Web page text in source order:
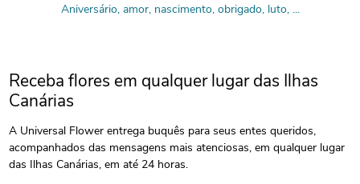
Aniversário, amor, nascimento, obrigado, luto, ...
Receba flores em qualquer lugar das Ilhas
Canárias
A Universal Flower entrega buquês para seus entes queridos,
acompanhados das mensagens mais atenciosas, em qualquer lugar
das Ilhas Canárias, em até 24 horas.